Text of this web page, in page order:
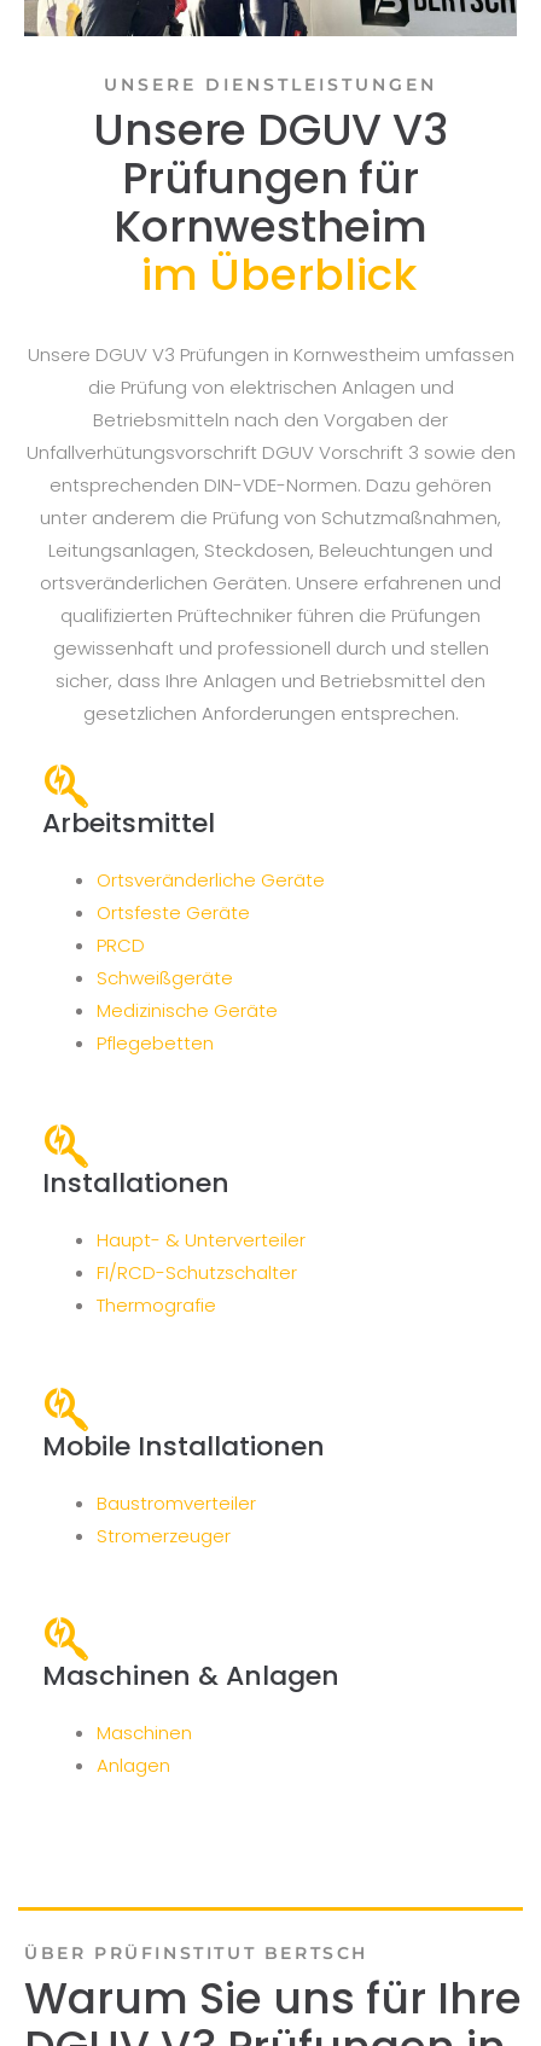
UNSERE DIENSTLEISTUNGEN
Unsere DGUV V3
Prüfungen für
Kornwestheim
im Überblick
Unsere DGUV V3 Prüfungen in Kornwestheim umfassen
die Prüfung von elektrischen Anlagen und
Betriebsmitteln nach den Vorgaben der
Unfallverhütungsvorschrift DGUV Vorschrift 3 sowie den
entsprechenden DIN-VDE-Normen. Dazu gehören
unter anderem die Prüfung von Schutzmaßnahmen,
Leitungsanlagen, Steckdosen, Beleuchtungen und
ortsveränderlichen Geräten. Unsere erfahrenen und
qualifizierten Prüftechniker führen die Prüfungen
gewissenhaft und professionell durch und stellen
sicher, dass Ihre Anlagen und Betriebsmittel den
gesetzlichen Anforderungen entsprechen.
Arbeitsmittel
Ortsveränderliche Geräte
Ortsfeste Geräte
PRCD
Schweißgeräte
Medizinische Geräte
Pflegebetten
Installationen
Haupt- & Unterverteiler
FI/RCD-Schutzschalter
Thermografie
Mobile Installationen
Baustromverteiler
Stromerzeuger
Maschinen & Anlagen
Maschinen
Anlagen
ÜBER PRÜFINSTITUT BERTSCH
Warum Sie uns für Ihre